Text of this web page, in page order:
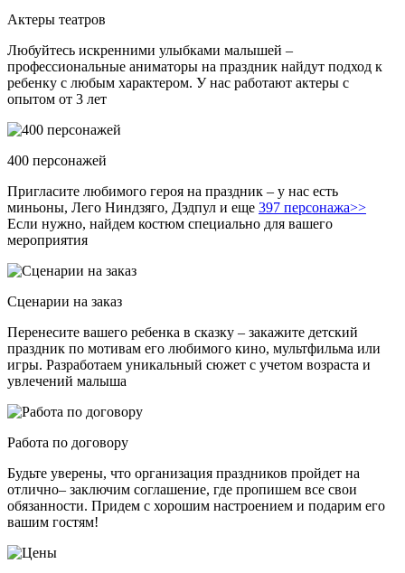
Актеры театров
Любуйтесь искренними улыбками малышей –
профессиональные аниматоры на праздник найдут подход к
ребенку с любым характером. У нас работают актеры с
опытом от 3 лет
400 персонажей
Пригласите любимого героя на праздник – у нас есть
миньоны, Лего Ниндзяго, Дэдпул и еще 397 персонажа>>
Если нужно, найдем костюм специально для вашего
мероприятия
Сценарии на заказ
Перенесите вашего ребенка в сказку – закажите детский
праздник по мотивам его любимого кино, мультфильма или
игры. Разработаем уникальный сюжет с учетом возраста и
увлечений малыша
Работа по договору
Будьте уверены, что организация праздников пройдет на
отлично– заключим соглашение, где пропишем все свои
обязанности. Придем с хорошим настроением и подарим его
вашим гостям!